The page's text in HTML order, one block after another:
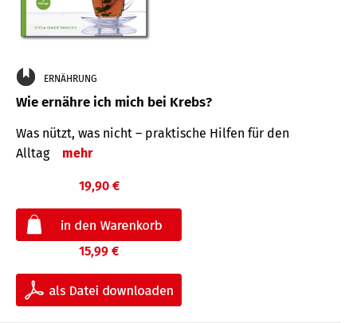
ERNÄHRUNG
Wie ernähre ich mich bei Krebs?
Was nützt, was nicht – praktische Hilfen für den
Alltag
mehr
19,90 €
15,99 €